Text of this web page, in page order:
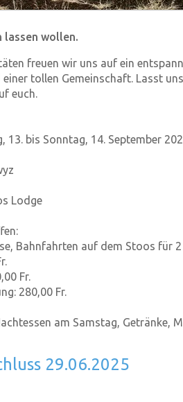
lassen wollen.
freuen wir uns auf ein
einer tollen Gemeinschaft. Lasst
euch.
13. bis Sonntag, 14. September
Lodge
Bahnfahrten auf dem Stoos für
Fr.
280,00 Fr.
am Samstag, Getränke,
29.06.2025